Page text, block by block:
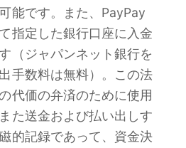
能です。また、PayPay
指定した銀行口座に入金
（ジャパンネット銀行を
手数料は無料）。この法
代価の弁済のために使用
た送金および払い出しす
的記録であって、資金決